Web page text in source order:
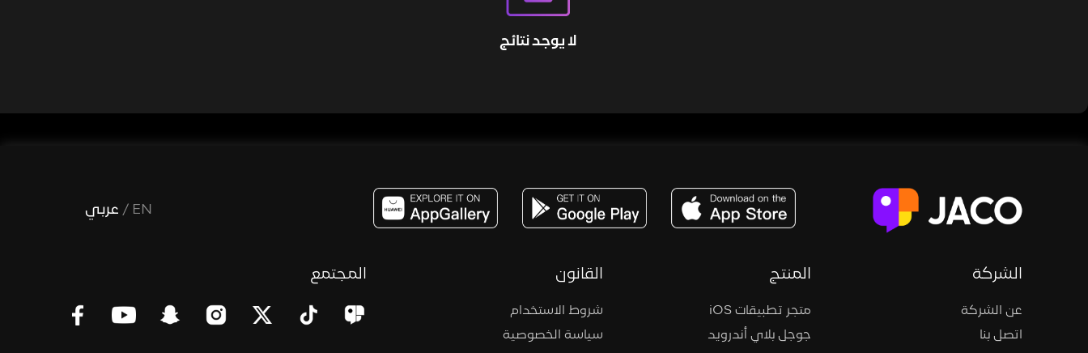
لا يوجد نتائج
EN
/ عربي
الشركة
عن الشركة
اتصل بنا
المنتج
متجر تطبيقات iOS
جوجل بلاي أندرويد
القانون
شروط الاستخدام
سياسة الخصوصية
المجتمع